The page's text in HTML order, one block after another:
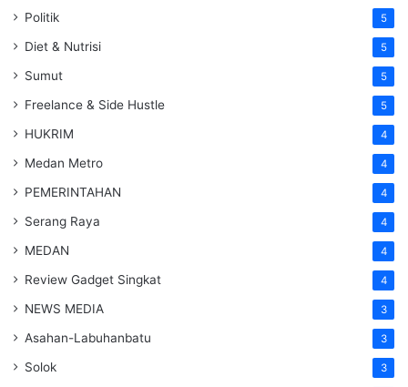
Politik 5
Diet & Nutrisi 5
Sumut 5
Freelance & Side Hustle 5
HUKRIM 4
Medan Metro 4
PEMERINTAHAN 4
Serang Raya 4
MEDAN 4
Review Gadget Singkat 4
NEWS MEDIA 3
Asahan-Labuhanbatu 3
Solok 3